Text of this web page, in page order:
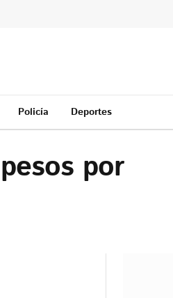
Policía Deportes
por